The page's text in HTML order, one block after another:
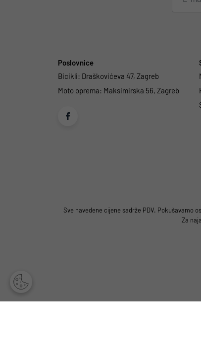
Poslovnice
Bicikli: Draškovićeva 47, Zagreb
Moto oprema: Maksimirska 56, Zagreb
Sve navedene cijene sadrže PDV.
Za